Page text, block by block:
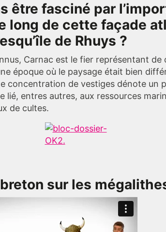
être fasciné par
long de cette façade
de Rhuys ?
Carnac est le fier représentant
époque où le paysage était bien
concentration de vestiges dénote un
entres autres, aux ressources
de cultes.
sur les